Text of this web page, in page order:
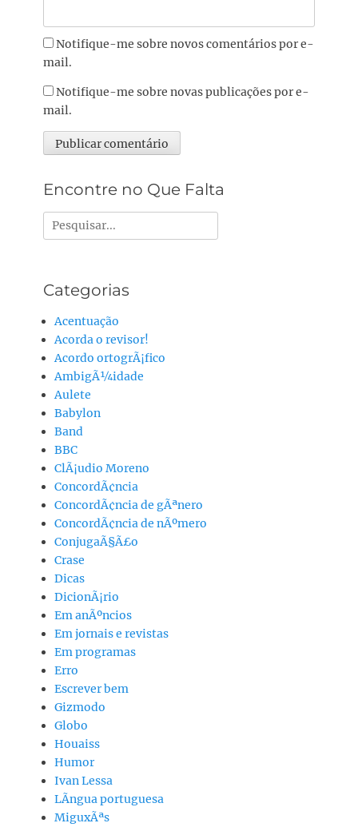
Notifique-me sobre novos comentários por e-
mail.
Notifique-me sobre novas publicações por e-
mail.
Encontre no Que Falta
Pesquisar
por:
Categorias
Acentuação
Acorda o revisor!
Acordo ortogrÃ¡fico
AmbigÃ¼idade
Aulete
Babylon
Band
BBC
ClÃ¡udio Moreno
ConcordÃ¢ncia
ConcordÃ¢ncia de gÃªnero
ConcordÃ¢ncia de nÃºmero
ConjugaÃ§Ã£o
Crase
Dicas
DicionÃ¡rio
Em anÃºncios
Em jornais e revistas
Em programas
Erro
Escrever bem
Gizmodo
Globo
Houaiss
Humor
Ivan Lessa
LÃ­ngua portuguesa
MiguxÃªs